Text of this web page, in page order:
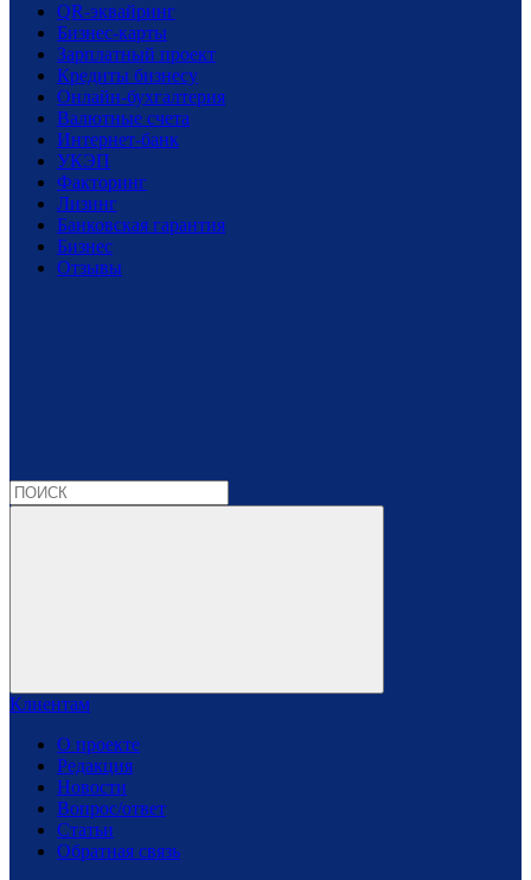
QR-эквайринг
Бизнес-карты
Зарплатный проект
Кредиты бизнесу
Онлайн-бухгалтерия
Валютные счета
Интернет-банк
УКЭП
Факторинг
Лизинг
Банковская гарантия
Бизнес
Отзывы
Клиентам
О проекте
Редакция
Новости
Вопрос/ответ
Статьи
Обратная связь